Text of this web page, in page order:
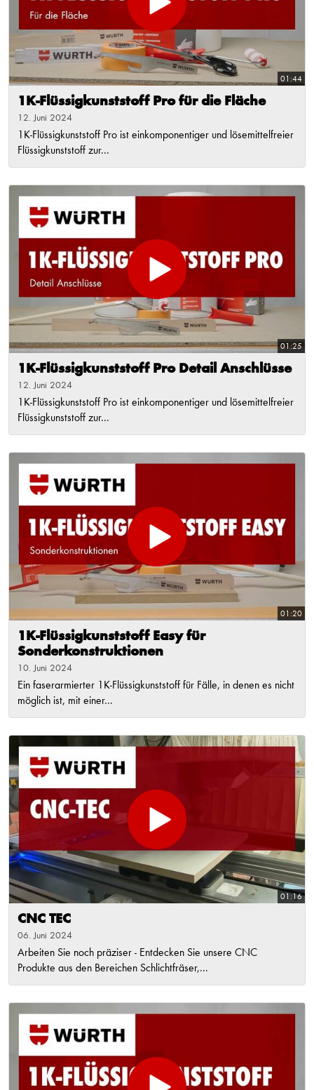
01:44
1K-Flüssigkunststoff Pro für die Fläche
12. Juni 2024
1K-Flüssigkunststoff Pro ist einkomponentiger und lösemittelfreier
Flüssigkunststoff zur...
01:25
1K-Flüssigkunststoff Pro Detail Anschlüsse
12. Juni 2024
1K-Flüssigkunststoff Pro ist einkomponentiger und lösemittelfreier
Flüssigkunststoff zur...
01:20
1K-Flüssigkunststoff Easy für
Sonderkonstruktionen
10. Juni 2024
Ein faserarmierter 1K-Flüssigkunststoff für Fälle, in denen es nicht
möglich ist, mit einer...
01:16
CNC TEC
06. Juni 2024
Arbeiten Sie noch präziser - Entdecken Sie unsere CNC
Produkte aus den Bereichen Schlichtfräser,...